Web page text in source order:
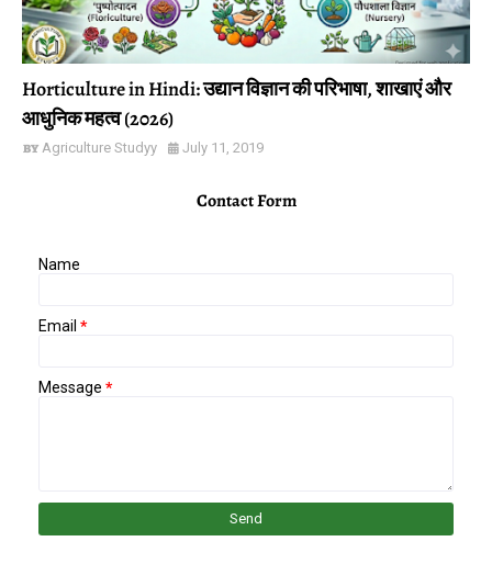
Horticulture in Hindi: उद्यान विज्ञान की परिभाषा, शाखाएं और
आधुनिक महत्व (2026)
Agriculture Studyy July 11, 2019
Contact Form
Name
Email *
Message *